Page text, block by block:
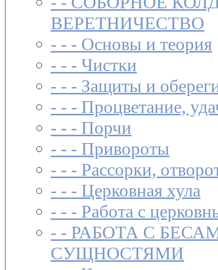
ВЕРЕТНИЧЕСТВО
- - - Основы и теория
- - - Чистки­
- - - Защиты и
- - - Процветание,
- - - Порчи
- - - Привороты
- - - Рассорки,
- - - Церковная хула
- - - Работа с
- - РАБОТА С
СУЩНОСТЯМИ